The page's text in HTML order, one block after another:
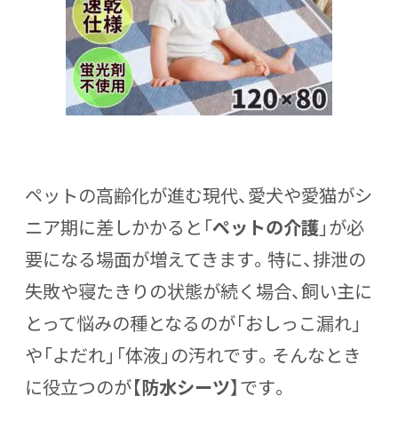
ペットの高齢化が進む現代、愛犬や愛猫がシ
ニア期に差しかかると「ペットの介護」が必
要になる場面が増えてきます。特に、排泄の
失敗や寝たきりの状態が続く場合、飼い主に
とって悩みの種となるのが「おしっこ漏れ」
や「よだれ」「体液」の汚れです。そんなとき
に役立つのが【防水シーツ】です。